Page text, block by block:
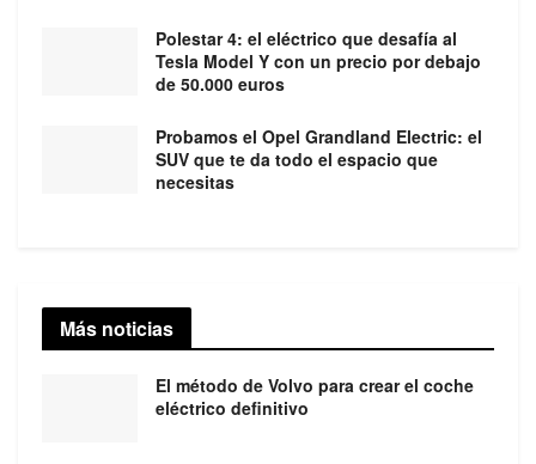
Polestar 4: el eléctrico que desafía al
Tesla Model Y con un precio por debajo
de 50.000 euros
Probamos el Opel Grandland Electric: el
SUV que te da todo el espacio que
necesitas
Más noticias
El método de Volvo para crear el coche
eléctrico definitivo